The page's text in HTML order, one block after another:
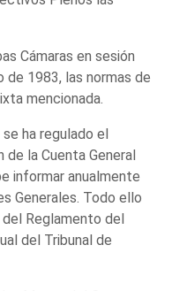
Cámaras en sesión
de 1983, las normas de
mencionada.
ha regulado el
la Cuenta General
informar anualmente
Generales. Todo ello
Reglamento del
del Tribunal de